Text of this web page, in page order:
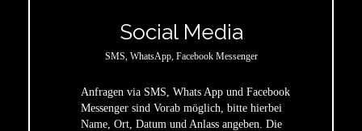
Social Media
SMS, WhatsApp, Facebook Messenger
Anfragen via SMS, Whats App und Facebook
Messenger sind Vorab möglich, bitte hierbei
Name, Ort, Datum und Anlass angeben. Die